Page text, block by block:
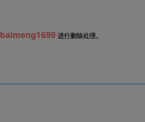
baimeng1699 进行删除处理。